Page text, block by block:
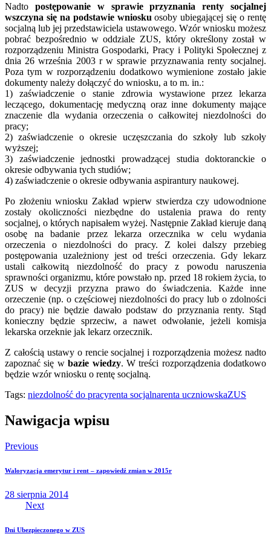
Nadto postępowanie w sprawie przyznania renty socjalnej
wszczyna się na podstawie wniosku osoby ubiegającej się o rentę
socjalną lub jej przedstawiciela ustawowego. Wzór wniosku możesz
pobrać bezpośrednio w oddziale ZUS, który określony został w
rozporządzeniu Ministra Gospodarki, Pracy i Polityki Społecznej z
dnia 26 września 2003 r w sprawie przyznawania renty socjalnej.
Poza tym w rozporządzeniu dodatkowo wymienione zostało jakie
dokumenty należy dołączyć do wniosku, a to m. in.:
1) zaświadczenie o stanie zdrowia wystawione przez lekarza
leczącego, dokumentację medyczną oraz inne dokumenty mające
znaczenie dla wydania orzeczenia o całkowitej niezdolności do
pracy;
2) zaświadczenie o okresie uczęszczania do szkoły lub szkoły
wyższej;
3) zaświadczenie jednostki prowadzącej studia doktoranckie o
okresie odbywania tych studiów;
4) zaświadczenie o okresie odbywania aspirantury naukowej.
Po złożeniu wniosku Zakład wpierw stwierdza czy udowodnione
zostały okoliczności niezbędne do ustalenia prawa do renty
socjalnej, o których napisałem wyżej. Następnie Zakład kieruje daną
osobę na badanie przez lekarza orzecznika w celu wydania
orzeczenia o niezdolności do pracy. Z kolei dalszy przebieg
postępowania uzależniony jest od treści orzeczenia. Gdy lekarz
ustali całkowitą niezdolność do pracy z powodu naruszenia
sprawności organizmu, które powstało np. przed 18 rokiem życia, to
ZUS w decyzji przyzna prawo do świadczenia. Każde inne
orzeczenie (np. o częściowej niezdolności do pracy lub o zdolności
do pracy) nie będzie dawało podstaw do przyznania renty. Stąd
konieczny będzie sprzeciw, a nawet odwołanie, jeżeli komisja
lekarska orzeknie jak lekarz orzecznik.
Z całością ustawy o rencie socjalnej i rozporządzenia możesz nadto
zapoznać się wbazie wiedzy. W treści rozporządzenia dodatkowo
będzie wzór wniosku o rentę socjalną.
Tags: niezdolność do pracyrenta socjalnarenta uczniowskaZUS
Nawigacja wpisu
Previous
Waloryzacja emerytur i rent – zapowiedź zmian w 2015r
28 sierpnia 2014
Next
Dni Ubezpieczonego w ZUS